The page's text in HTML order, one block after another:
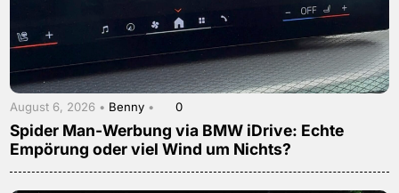
August 6, 2026 • Benny • 0
Spider Man-Werbung via BMW iDrive: Echte
Empörung oder viel Wind um Nichts?